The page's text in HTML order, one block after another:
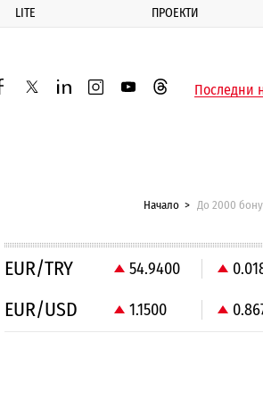
LITE ПРОЕКТИ
twitterlinkedininstagram
youtubethreadsПоследни
Начало
EUR/TRY 54.9400
EUR/USD 1.1500